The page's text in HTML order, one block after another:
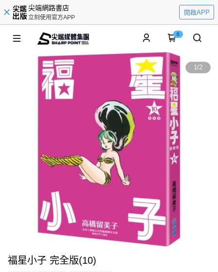
尖端網路書店
立刻使用官方APP
開啟APP
0
1/2
福星小子 完全版(10)